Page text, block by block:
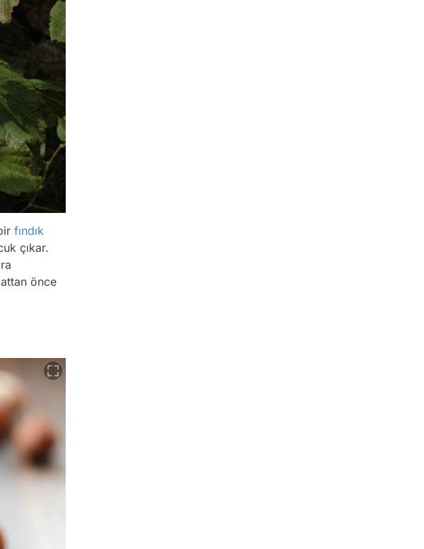
fındık
çıkar.
önce